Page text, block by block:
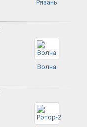
Рязань
Волна